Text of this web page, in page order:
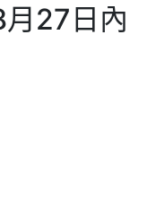
27日內